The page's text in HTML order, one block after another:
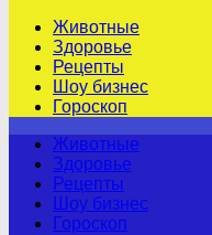
Животные
Здоровье
Рецепты
Шоу бизнес
Гороскоп
Животные
Здоровье
Рецепты
Шоу бизнес
Гороскоп